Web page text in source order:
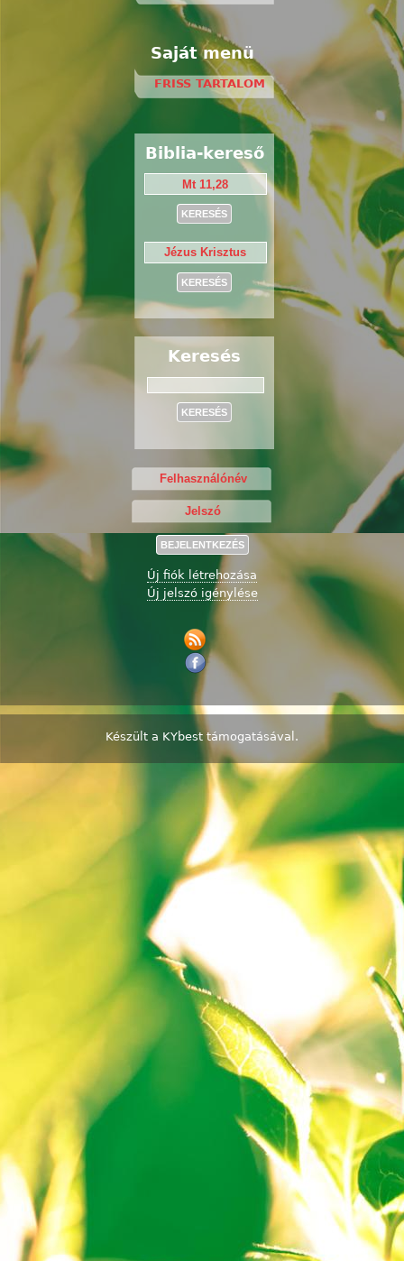
Saját menü
FRISS TARTALOM
Biblia-kereső
Keresés
Új fiók létrehozása
Új jelszó igénylése
Készült a KYbest támogatásával.